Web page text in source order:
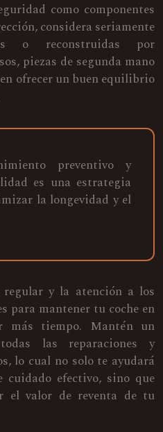
como componentes
considera seriamente
o reconstruidas por
piezas de segunda mano
ofrecer un buen equilibrio
preventivo y
es una estrategia
la longevidad y el
regular y la atención a los
para mantener tu coche en
más tiempo. Mantén un
las reparaciones y
lo cual no solo te ayudará
efectivo, sino que
el valor de reventa de tu